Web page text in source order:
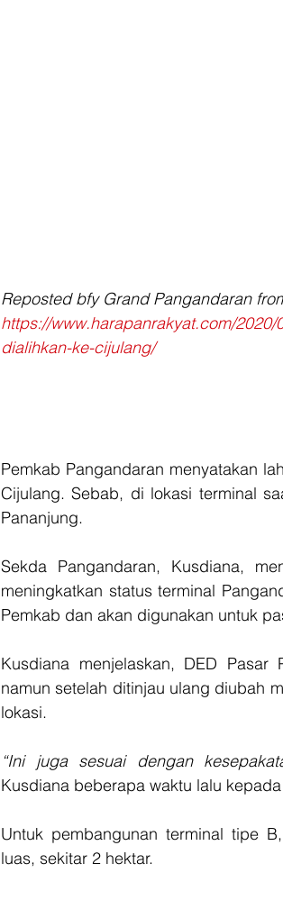
Reposted bfy Grand Pangandaran
https://www.harapanrakyat.com/
dialihkan-ke-cijulang/
Pemkab Pangandaran menyatakan
Cijulang. Sebab, di lokasi terminal
Pananjung.
Sekda Pangandaran, Kusdiana,
meningkatkan status terminal
Pemkab dan akan digunakan untuk
Kusdiana menjelaskan, DED
namun setelah ditinjau ulang diubah
lokasi.
“Ini juga sesuai dengan
Kusdiana beberapa waktu lalu
Untuk pembangunan terminal tipe
luas, sekitar 2 hektar.